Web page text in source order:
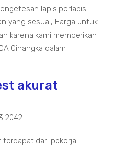
lapis perlapis
yang sesuai, Harga untuk
karena kami memberikan
Cinangka dalam
akurat
2042
terdapat dari pekerja